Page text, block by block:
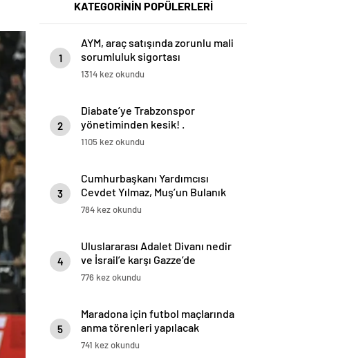
KATEGORİNİN POPÜLERLERİ
1
AYM, araç satışında zorunlu mali
sorumluluk sigortası
düzenlemesini iptal etti
1314 kez okundu
2
Diabate’ye Trabzonspor
yönetiminden kesik! .
1105 kez okundu
3
Cumhurbaşkanı Yardımcısı
Cevdet Yılmaz, Muş’un Bulanık
ilçesinde halka hitap etti
784 kez okundu
4
Uluslararası Adalet Divanı nedir
ve İsrail’e karşı Gazze’de
soykırım davası neden bu
776 kez okundu
5
Maradona için futbol maçlarında
anma törenleri yapılacak
741 kez okundu